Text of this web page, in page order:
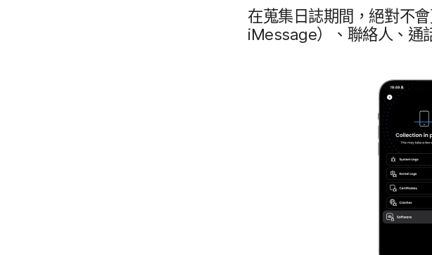
在​蒐集日​誌​期間，​絕對​不
iMessage）、​聯絡人、​通